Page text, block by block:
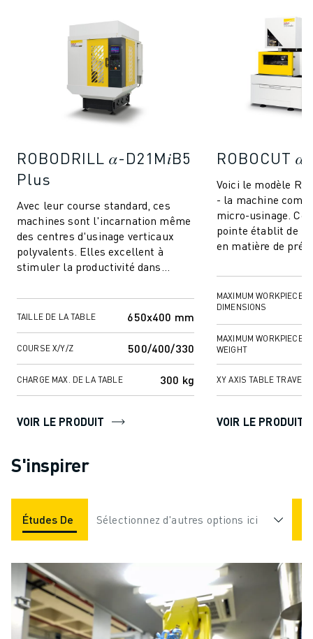
ROBODRILL 𝛼-D21M𝑖B5
Plus
Avec leur course standard, ces
machines sont l'incarnation même
des centres d'usinage verticaux
polyvalents. Elles excellent à
stimuler la productivité dans
perçag...
TAILLE DE LA TABLE 650x400 mm
COURSE X/Y/Z 500/400/330
CHARGE MAX. DE LA TABLE 300 kg
VOIR LE PRODUIT
ROBOCUT
Voici le modèle
- la machine
micro-usinage.
pointe établit de
en matière de
...
MAXIMUM WORKPIECE
DIMENSIONS
MAXIMUM WORKPIECE
WEIGHT
XY AXIS TABLE TRAVEL
VOIR LE PRODUIT
S'inspirer
Études De Cas Applications Industries
Sélectionnez d'autres options ici